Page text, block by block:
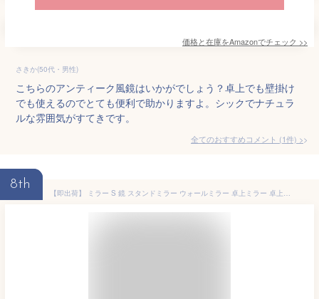
価格と在庫をAmazonでチェック >>
さきか(50代・男性)
こちらのアンティーク風鏡はいかがでしょう？卓上でも壁掛け
でも使えるのでとても便利で助かりますよ。シックでナチュラ
ルな雰囲気がすてきです。
全てのおすすめコメント (1件) >
8th
【即出荷】 ミラー S 鏡 スタンドミラー ウォールミラー 卓上ミラー 卓上鏡 壁掛けミラー 壁掛け 壁飾り 木製フレーム 木製 天然木 マンゴーウッド 木目 ナチュラル カントリー モダン レトロ インテリア 壁 北欧 41049【あす楽対応】